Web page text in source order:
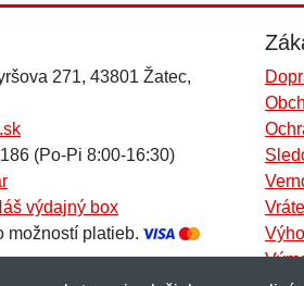
271, 43801 Žatec,
(Po-Pi 8:00-16:30)
výdajný box
možností platieb.